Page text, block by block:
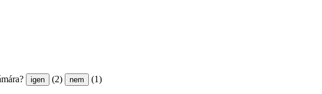
igen (2) nem (1)